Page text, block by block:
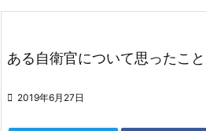
ある自衛官について思ったこと
 2019年6月27日